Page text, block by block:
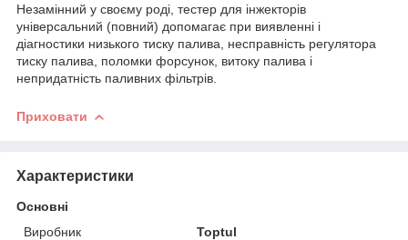
Незамінний у своєму роді, тестер для інжекторів
універсальний (повний) допомагає при виявленні і
діагностики низького тиску палива, несправність регулятора
тиску палива, поломки форсунок, витоку палива і
непридатність паливних фільтрів.
Приховати
Характеристики
Основні
Виробник
Toptul